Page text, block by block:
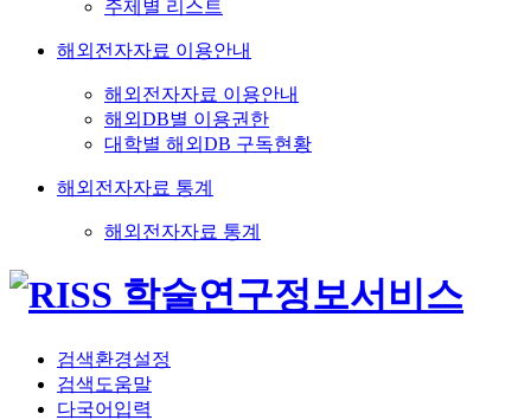
주제별 리스트
해외전자자료 이용안내
해외전자자료 이용안내
해외DB별 이용권한
대학별 해외DB 구독현황
해외전자자료 통계
해외전자자료 통계
검색환경설정
검색도움말
다국어입력